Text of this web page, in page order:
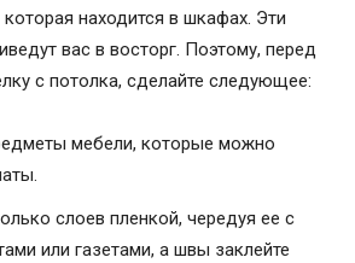
находится в шкафах. Эти
вас в восторг. Поэтому, перед
с потолка, сделайте следующее:
мебели, которые можно
слоев пленкой, чередуя ее с
или газетами, а швы заклейте